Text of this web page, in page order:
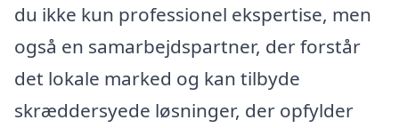
du ikke kun professionel ekspertise, men
også en samarbejdspartner, der forstår
det lokale marked og kan tilbyde
skræddersyede løsninger, der opfylder